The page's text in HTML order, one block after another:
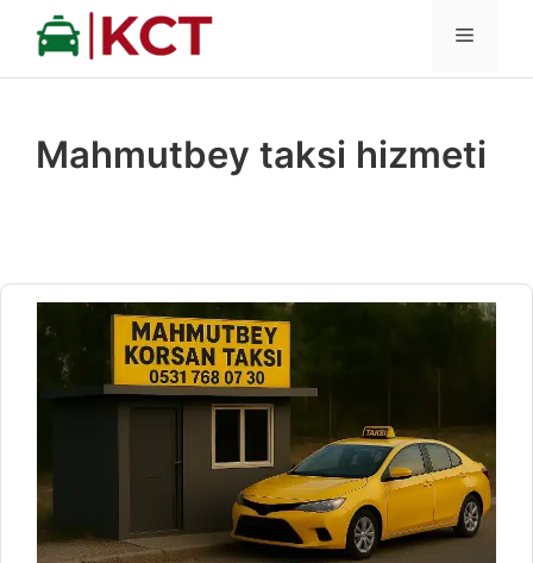
İçeriğe
MENÜ
Mahmutbey taksi hizmeti